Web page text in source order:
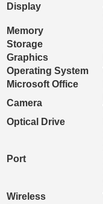
Display
Memory
Storage
Graphics
Operating System
Microsoft Office
Camera
Optical Drive
Port
Wireless